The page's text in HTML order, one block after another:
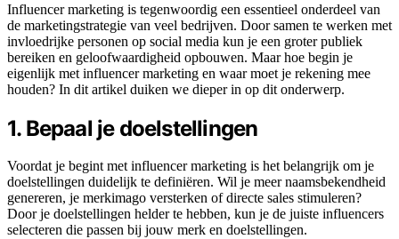
Influencer marketing is tegenwoordig een essentieel onderdeel van
de marketingstrategie van veel bedrijven. Door samen te werken met
invloedrijke personen op social media kun je een groter publiek
bereiken en geloofwaardigheid opbouwen. Maar hoe begin je
eigenlijk met influencer marketing en waar moet je rekening mee
houden? In dit artikel duiken we dieper in op dit onderwerp.
1. Bepaal je doelstellingen
Voordat je begint met influencer marketing is het belangrijk om je
doelstellingen duidelijk te definiëren. Wil je meer naamsbekendheid
genereren, je merkimago versterken of directe sales stimuleren?
Door je doelstellingen helder te hebben, kun je de juiste influencers
selecteren die passen bij jouw merk en doelstellingen.